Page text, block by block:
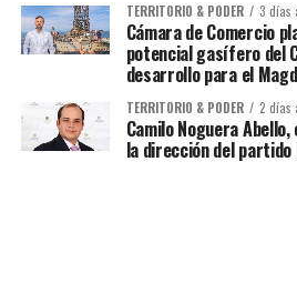
TERRITORIO & PODER 3 días
Cámara de Comercio
potencial gasífero del
desarrollo para el
TERRITORIO & PODER 2 días
Camilo Noguera
la dirección del